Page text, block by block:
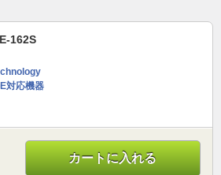
162S
対応機器
カートに入れる